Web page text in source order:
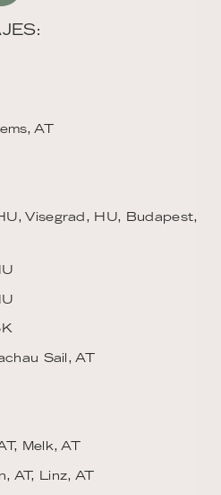
AT
Visegrad, HU, Budapest,
Sail, AT
Melk, AT
AT, Linz, AT